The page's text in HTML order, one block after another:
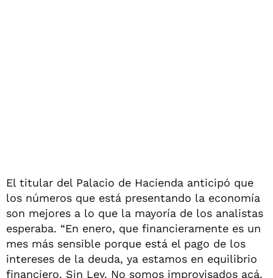
El titular del Palacio de Hacienda anticipó que
los números que está presentando la economía
son mejores a lo que la mayoría de los analistas
esperaba. “En enero, que financieramente es un
mes más sensible porque está el pago de los
intereses de la deuda, ya estamos en equilibrio
financiero. Sin Ley. No somos improvisados acá.